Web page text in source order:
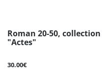
Roman 20-50, collection
"Actes"
30.00€